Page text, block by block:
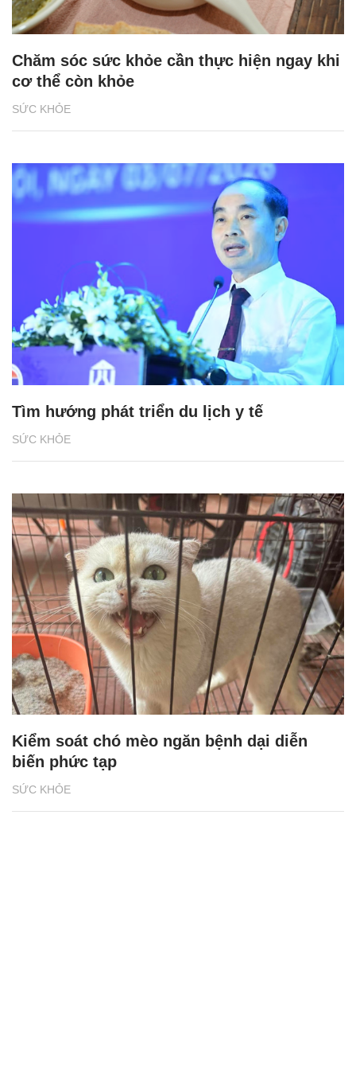
SỨC KHỎE
Chăm sóc sức khỏe cần thực hiện ngay khi
cơ thể còn khỏe
SỨC KHỎE
Tìm hướng phát triển du lịch y tế
SỨC KHỎE
Kiểm soát chó mèo ngăn bệnh dại diễn
biến phức tạp